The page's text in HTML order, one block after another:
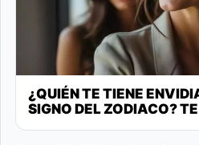
¿QUIÉN TE TIENE
SIGNO DEL ZODIACO?